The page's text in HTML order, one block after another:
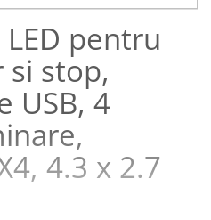
pentru
si stop,
USB, 4
4.3 x 2.7